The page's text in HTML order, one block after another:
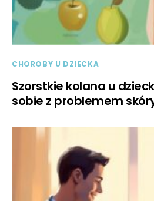
CHOROBY U DZIECKA
Szorstkie kolana u
sobie z problemem